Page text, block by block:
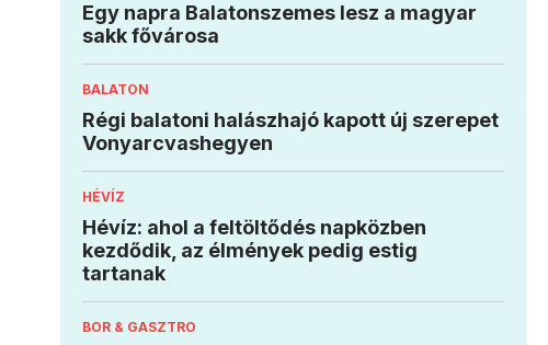
Egy napra Balatonszemes lesz a magyar
sakk fővárosa
BALATON
Régi balatoni halászhajó kapott új szerepet
Vonyarcvashegyen
HÉVÍZ
Hévíz: ahol a feltöltődés napközben
kezdődik, az élmények pedig estig
tartanak
BOR & GASZTRO